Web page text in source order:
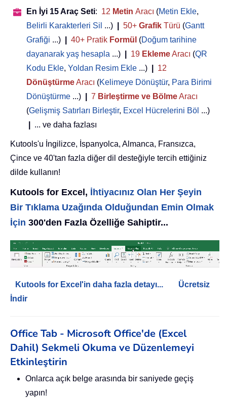
En İyi 15 Araç Seti: 12 Metin Aracı (Metin Ekle,
Belirli Karakterleri Sil ...) 50+ Grafik Türü (Gantt
Grafiği ...) 40+ Pratik Formül (Doğum tarihine
dayanarak yaş hesapla ...) 19 EklemeAracı (QR
Kodu Ekle, Yoldan Resim Ekle ...)
12
DönüştürmeAracı (Kelimeye Dönüştür, Para Birimi
Dönüştürme ...) 7 Birleştirme ve BölmeAracı
(Gelişmiş Satırları Birleştir, Excel Hücrelerini Böl ...)
... ve daha fazlası
Kutools'u İngilizce, İspanyolca, Almanca, Fransızca,
Çince ve 40'tan fazla diğer dil desteğiyle tercih ettiğiniz
dilde kullanın!
Kutools for Excel, İhtiyacınız Olan Her Şeyin
Bir Tıklama Uzağında Olduğundan Emin Olmak
İçin 300'den Fazla Özelliğe Sahiptir...
Kutools for Excel'in daha fazla detayı...
Ücretsiz
İndir
Office Tab - Microsoft Office'de (Excel
Dahil) Sekmeli Okuma ve Düzenlemeyi
Etkinleştirin
Onlarca açık belge arasında bir saniyede geçiş
yapın!